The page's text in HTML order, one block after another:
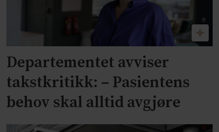
Departementet avviser
takstkritikk: – Pasientens
behov skal alltid avgjøre